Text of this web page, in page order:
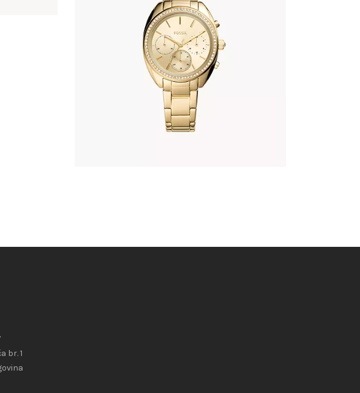
FOSSIL BQ3658
335.00 KM
br. 1